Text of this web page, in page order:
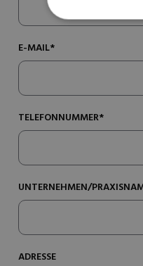
E-MAIL*
TELEFONNUMMER*
UNTERNEHMEN/
ADRESSE